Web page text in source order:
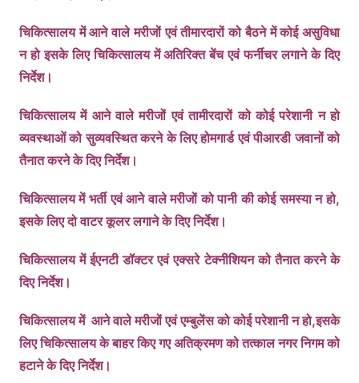
k
चिकित्सालय में आने वाले मरीजों एवं तीमारदारों को बैठने में कोई असुविधा
न हो इसके लिए चिकित्सालय में अतिरिक्त बेंच एवं फर्नीचर लगाने के दिए
निर्देश।
चिकित्सालय में आने वाले मरीजों एवं तामीरदारों को कोई परेशानी न हो
व्यवस्थाओं को सुव्यवस्थित करने के लिए होमगार्ड एवं पीआरडी जवानों को
तैनात करने के दिए निर्देश।
चिकित्सालय में भर्ती एवं आने वाले मरीजों को पानी की कोई समस्या न हो,
इसके लिए दो वाटर कूलर लगाने के दिए निर्देश।
चिकित्सालय में ईएनटी डॉक्टर एवं एक्सरे टेक्नीशियन को तैनात करने के
दिए निर्देश।
चिकित्सालय में आने वाले मरीजों एवं एम्बुलेंस को कोई परेशानी न हो,इसके
लिए चिकित्सालय के बाहर किए गए अतिक्रमण को तत्काल नगर निगम को
हटाने के दिए निर्देश।